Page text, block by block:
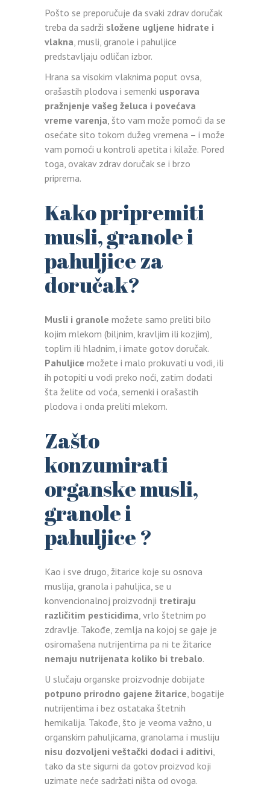
Pošto se preporučuje da svaki zdrav doručak
treba da sadrži složene ugljene hidrate i
vlakna, musli, granole i pahuljice
predstavljaju odličan izbor.
Hrana sa visokim vlaknima poput ovsa,
orašastih plodova i semenki usporava
pražnjenje vašeg želuca i povećava
vreme varenja, što vam može pomoći da se
osećate sito tokom dužeg vremena – i može
vam pomoći u kontroli apetita i kilaže. Pored
toga, ovakav zdrav doručak se i brzo
priprema.
Kako pripremiti
musli, granole i
pahuljice za
doručak?
Musli i granole možete samo preliti bilo
kojim mlekom (biljnim, kravljim ili kozjim),
toplim ili hladnim, i imate gotov doručak.
Pahuljice možete i malo prokuvati u vodi, ili
ih potopiti u vodi preko noći, zatim dodati
šta želite od voća, semenki i orašastih
plodova i onda preliti mlekom.
Zašto
konzumirati
organske musli,
granole i
pahuljice ?
Kao i sve drugo, žitarice koje su osnova
muslija, granola i pahuljica, se u
konvencionalnoj proizvodnji tretiraju
različitim pesticidima, vrlo štetnim po
zdravlje. Takođe, zemlja na kojoj se gaje je
osiromašena nutrijentima pa ni te žitarice
nemaju nutrijenata koliko bi trebalo.
U slučaju organske proizvodnje dobijate
potpuno prirodno gajene žitarice, bogatije
nutrijentima i bez ostataka štetnih
hemikalija. Takođe, što je veoma važno, u
organskim pahuljicama, granolama i musliju
nisu dozvoljeni veštački dodaci i aditivi,
tako da ste sigurni da gotov proizvod koji
uzimate neće sadržati ništa od ovoga.